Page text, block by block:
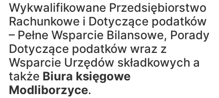
Wykwalifikowane Przedsiębiorstwo
Rachunkowe i Dotyczące podatków
– Pełne Wsparcie Bilansowe, Porady
Dotyczące podatków wraz z
Wsparcie Urzędów składkowych a
także Biura księgowe
Modliborzyce.